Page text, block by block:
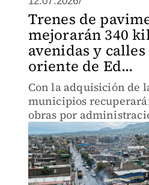
Trenes de
mejorarán 340
avenidas y
oriente de Ed...
Con la adquisición de
municipios
obras por